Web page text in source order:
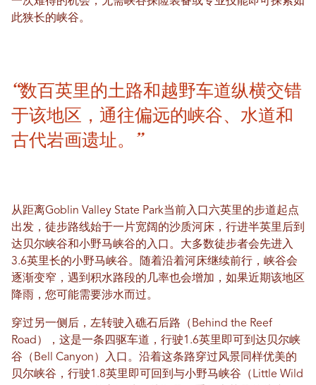
此狭长的峡谷。
“数百英里的土路和越野车道纵横交错
于该地区，通往偏远的峡谷、水道和
古代岩画遗址。”
从距离Goblin Valley State Park当前入口六英里的步道起点
出发，徒步路线始于一片宽阔的沙质河床，行进半英里后到
达贝尔峡谷和小野马峡谷的入口。大多数徒步者会先进入
3.6英里长的小野马峡谷。随着沿着河床继续前行，峡谷会
逐渐变窄，遇到积水路段的几率也会增加，如果近期该地区
降雨，您可能需要涉水而过。
穿过另一侧后，左转驶入礁石后路（Behind the Reef
Road），这是一条四驱车道，行驶1.6英里即可到达贝尔峡
谷（Bell Canyon）入口。沿着这条路穿过风景同样优美的
贝尔峡谷，行驶1.8英里即可回到与小野马峡谷（Little Wild